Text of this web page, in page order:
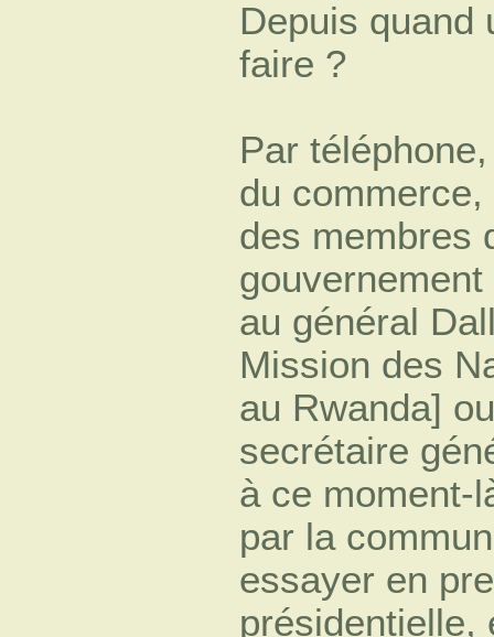
Depuis quand
faire ?
Par
du commerce,
des membres
au général
Mission des
au Rwanda]
secrétaire
à ce moment-
par la
essayer en
présidentielle,